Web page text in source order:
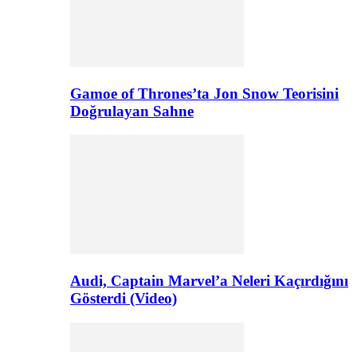
Gamoe of Thrones’ta Jon Snow Teorisini
Doğrulayan Sahne
Audi, Captain Marvel’a Neleri Kaçırdığını
Gösterdi (Video)